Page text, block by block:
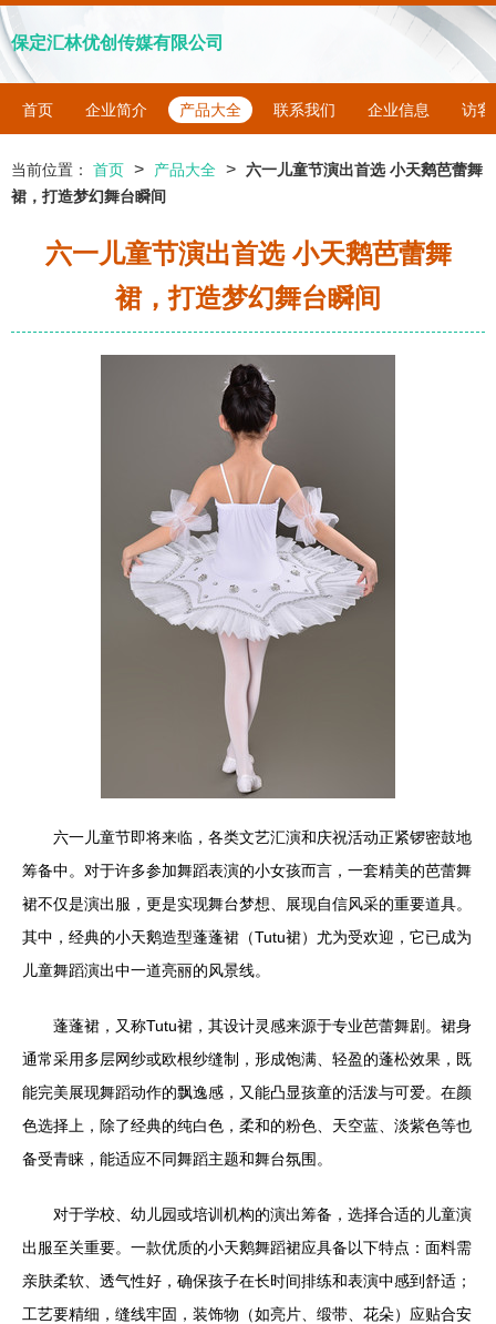
保定汇林优创传媒有限公司
首页 企业简介 产品大全 联系我们 企业信息 访客
当前位置： 首页 > 产品大全 > 六一儿童节演出首选 小天鹅芭蕾舞
裙，打造梦幻舞台瞬间
六一儿童节演出首选 小天鹅芭蕾舞
裙，打造梦幻舞台瞬间
六一儿童节即将来临，各类文艺汇演和庆祝活动正紧锣密鼓地
筹备中。对于许多参加舞蹈表演的小女孩而言，一套精美的芭蕾舞
裙不仅是演出服，更是实现舞台梦想、展现自信风采的重要道具。
其中，经典的小天鹅造型蓬蓬裙（Tutu裙）尤为受欢迎，它已成为
儿童舞蹈演出中一道亮丽的风景线。
蓬蓬裙，又称Tutu裙，其设计灵感来源于专业芭蕾舞剧。裙身
通常采用多层网纱或欧根纱缝制，形成饱满、轻盈的蓬松效果，既
能完美展现舞蹈动作的飘逸感，又能凸显孩童的活泼与可爱。在颜
色选择上，除了经典的纯白色，柔和的粉色、天空蓝、淡紫色等也
备受青睐，能适应不同舞蹈主题和舞台氛围。
对于学校、幼儿园或培训机构的演出筹备，选择合适的儿童演
出服至关重要。一款优质的小天鹅舞蹈裙应具备以下特点：面料需
亲肤柔软、透气性好，确保孩子在长时间排练和表演中感到舒适；
工艺要精细，缝线牢固，装饰物（如亮片、缎带、花朵）应贴合安